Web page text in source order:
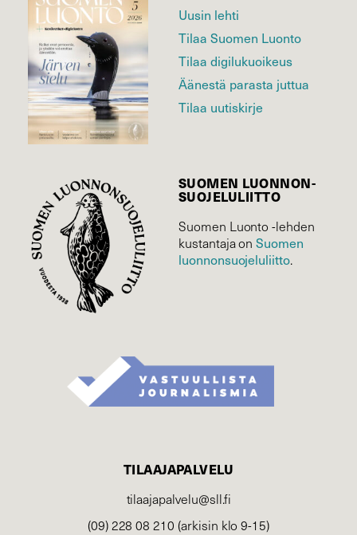
Uusin lehti
Tilaa Suomen Luonto
Tilaa digilukuoikeus
Äänestä parasta juttua
Tilaa uutiskirje
SUOMEN LUONNON­
SUOJELU­LIITTO
Suomen Luonto -lehden
kustantaja onSuomen
luonnonsuojelu­liitto.
TILAAJAPALVELU
tilaajapalvelu@sll.fi
(09) 228 08 210 (arkisin klo 9-15)